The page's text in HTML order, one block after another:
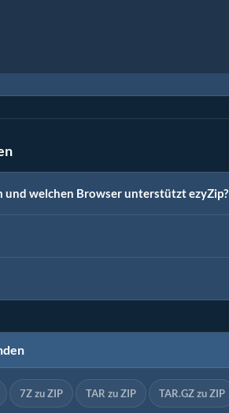
und welchen Browser unterstützt ezyZip?
7Z zu ZIP TAR zu ZIP TAR.GZ zu ZIP